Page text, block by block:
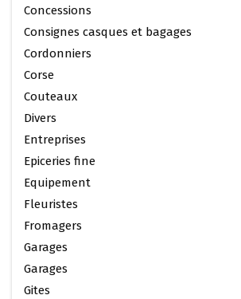
Concessions
Consignes casques et bagages
Cordonniers
Corse
Couteaux
Divers
Entreprises
Epiceries fine
Equipement
Fleuristes
Fromagers
Garages
Garages
Gites